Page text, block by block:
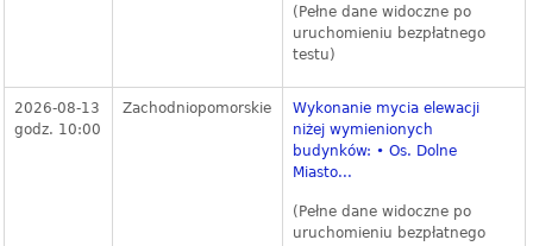
(Pełne dane widoczne po
uruchomieniu bezpłatnego
testu)
2026-08-13
godz. 10:00
Zachodniopomorskie
Wykonanie mycia elewacji
niżej wymienionych
budynków: • Os. Dolne
Miasto...
(Pełne dane widoczne po
uruchomieniu bezpłatnego